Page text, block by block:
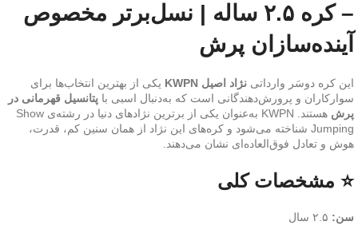
– کره ۲.۵ ساله | نسل‌برتر مخصوص
آینده‌سازان پرش
این کره دوسَر وارداتی نژاد اصیل KWPN
یکی از بهترین انتخاب‌ها برای
سوارکاران و پرورش‌دهندگانی است که به‌دنبال اسبی با پتانسیل قهرمانی در
پرش
هستند. KWPN به‌عنوان یکی از برترین نژادهای دنیا در رشته‌ی Show
Jumping شناخته می‌شود و کره‌های این نژاد از همان سنین کم، قدرت،
هوش و تعادل فوق‌العاده‌ای نشان می‌دهند.
⭐ مشخصات کلی
سن: